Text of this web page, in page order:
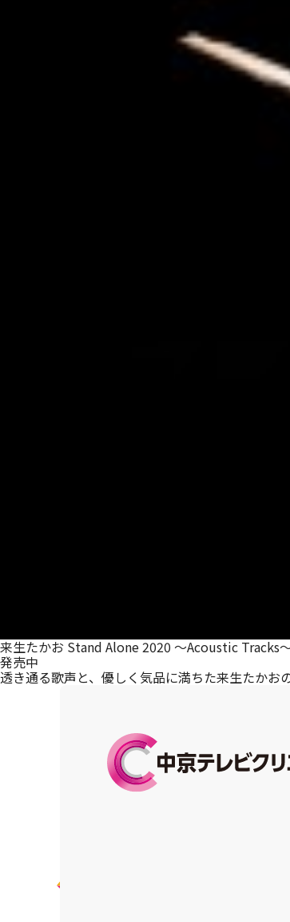
来生たかお Stand Alone 2020 ～Acoustic Tracks
発売中
透き通る歌声と、優しく気品に満ちた来生たかお